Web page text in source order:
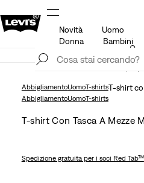
Unidays: Gli
Novità
Uomo
Donna
Bambini
Politica di spedizione e
AbbigliamentoUomoT-shirtsT-shirt
AbbigliamentoUomoT-shirts
T-shirt Con Tasca A Mezze
Spedizione gratuitaper i soci Red Tab™